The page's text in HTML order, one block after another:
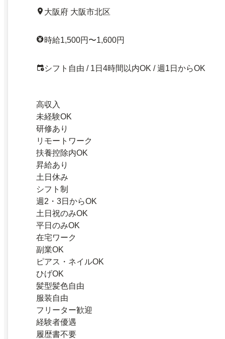
大阪府 大阪市北区
時給1,500円〜1,600円
シフト自由 / 1日4時間以内OK / 週1日からOK
高収入
未経験OK
研修あり
リモートワーク
扶養控除内OK
昇給あり
土日休み
シフト制
週2・3日からOK
土日祝のみOK
平日のみOK
在宅ワーク
副業OK
ピアス・ネイルOK
ひげOK
髪型髪色自由
服装自由
フリーター歓迎
経験者優遇
履歴書不要